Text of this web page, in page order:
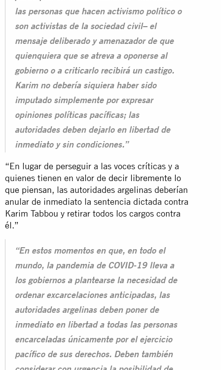
las personas que hacen activismo político o
son activistas de la sociedad civil– el
mensaje deliberado y amenazador de que
quienquiera que se atreva a oponerse al
gobierno o a criticarlo recibirá un castigo.
Karim no debería siquiera haber sido
imputado simplemente por expresar
opiniones políticas pacíficas; las
autoridades deben dejarlo en libertad de
inmediato y sin condiciones.”
“En lugar de perseguir a las voces críticas y a
quienes tienen en valor de decir libremente lo
que piensan, las autoridades argelinas deberían
anular de inmediato la sentencia dictada contra
Karim Tabbou y retirar todos los cargos contra
él.”
“En estos momentos en que, en todo el
mundo, la pandemia de COVID-19 lleva a
los gobiernos a plantearse la necesidad de
ordenar excarcelaciones anticipadas, las
autoridades argelinas deben poner de
inmediato en libertad a todas las personas
encarceladas únicamente por el ejercicio
pacífico de sus derechos. Deben también